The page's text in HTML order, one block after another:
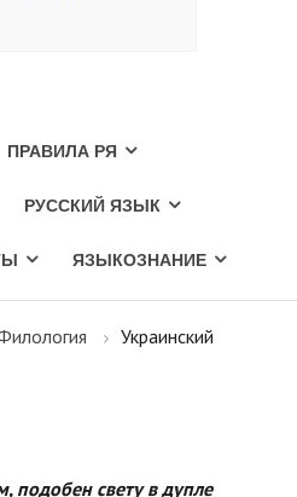
ПРАВИЛА РЯ
РУССКИЙ ЯЗЫК
ЯЗЫКОЗНАНИЕ
Украинский
подобен свету в дупле